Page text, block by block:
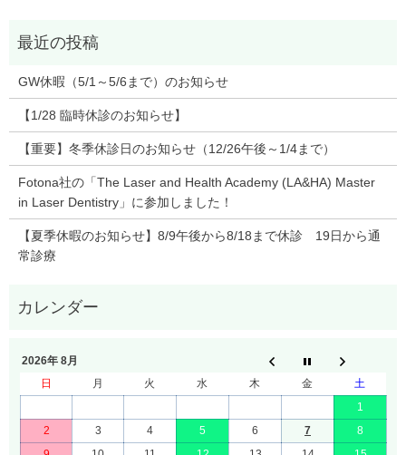
GW休暇（5/1～5/6まで）のお知らせ
【1/28 臨時休診のお知らせ】
【重要】冬季休診日のお知らせ（12/26午後～1/4まで）
Fotona社の「The Laser and Health Academy (LA&HA) Master
in Laser Dentistry」に参加しました！
【夏季休暇のお知らせ】8/9午後から8/18まで休診 19日から通
常診療
2026年 8月
日
月 火 水 木 金
土
1
2
3 4 5 6 7
8